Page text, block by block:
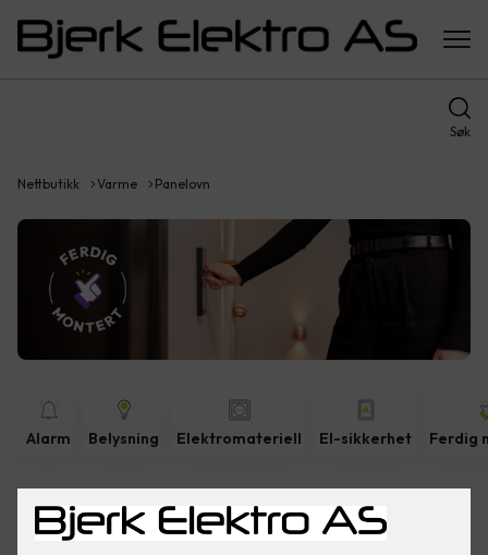
Søk
Nettbutikk Varme Panelovn
Alarm Belysning Elektromateriell El-sikkerhet Ferdig